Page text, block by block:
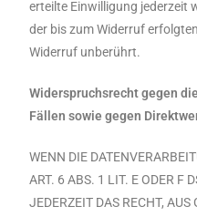
erteilte Einwilligung jederzeit
der bis zum Widerruf
Widerruf unberührt.
Widerspruchsrecht gegen
Fällen sowie gegen
WENN DIE
ART. 6 ABS. 1 LIT. E ODER F
JEDERZEIT DAS RECHT, AUS